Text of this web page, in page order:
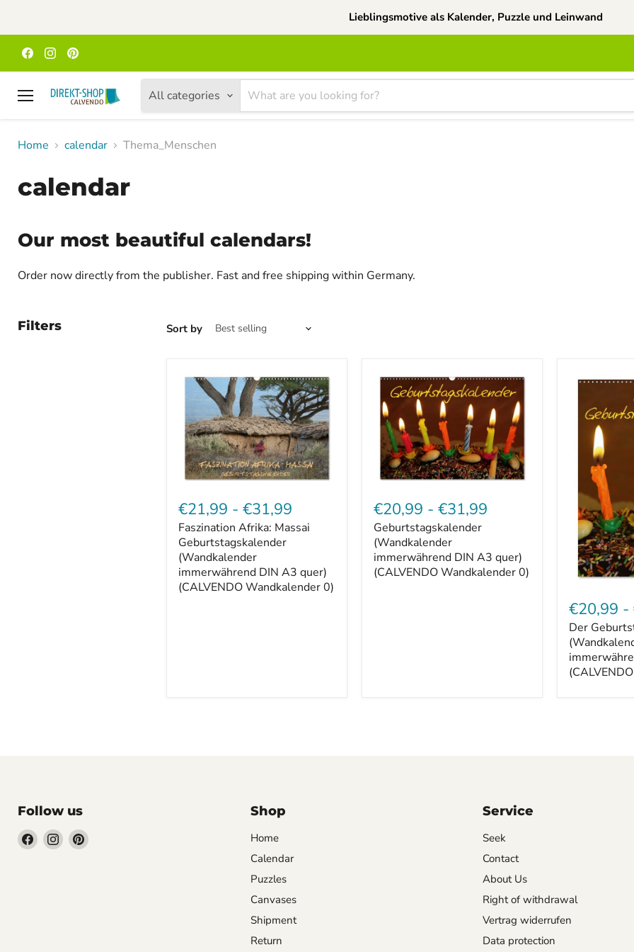
Lieblingsmotive als Kalender, Puzzle und Leinwand
Find
us
on
Find
us
on
on
All categories
Home
calendar Thema_Menschen
calendar
Our most beautiful calendars!
Order now directly from the publisher. Fast and free shipping within Germany.
Filters Sort by
Afrika:
Massai
Geburtstagskalender
(Wandkalender
immerwährend
DIN
A3
quer)
€21,99 - €31,99
Faszination Afrika: Massai
Geburtstagskalender
(Wandkalender
immerwährend DIN A3 quer)
(CALVENDO Wandkalender 0)
(Wandkalender
immerwährend
DIN
A3
quer)
(CALVENDO
Wandkalender
€20,99 - €31,99
Geburtstagskalender
(Wandkalender
immerwährend DIN A3 quer)
(CALVENDO Wandkalender 0)
DIN
A3
hoch)
(CALVENDO
€20,99 -
Der
Follow us
Find Find Find
Shop
Home
Calendar
Puzzles
Canvases
Shipment
Return
Service
Seek
Contact
About Us
Right of withdrawal
Vertrag widerrufen
Data protection